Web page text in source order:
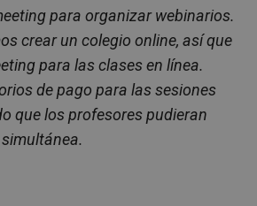
para organizar webinarios.
crear un colegio online, así que
para las clases en línea.
de pago para las sesiones
que los profesores pudieran